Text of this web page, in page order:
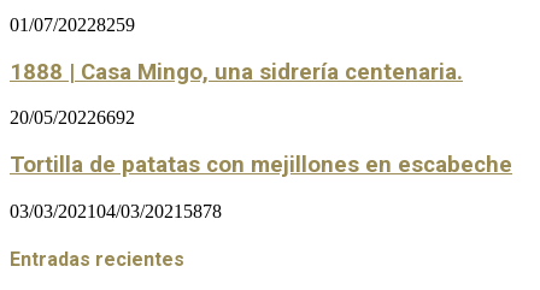
01/07/20228259
1888 | Casa Mingo, una sidrería centenaria.
20/05/20226692
Tortilla de patatas con mejillones en escabeche
03/03/202104/03/2021 5878
Entradas recientes